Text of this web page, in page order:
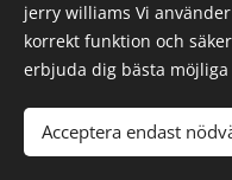
jerry williams Vi
korrekt funktion och
erbjuda dig bästa
Acceptera endast